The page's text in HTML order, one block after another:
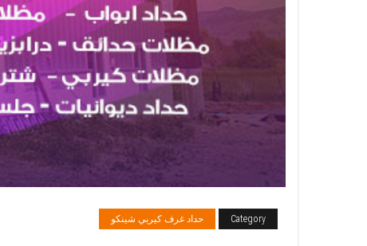
Category حداد غرف كيربي شينكو